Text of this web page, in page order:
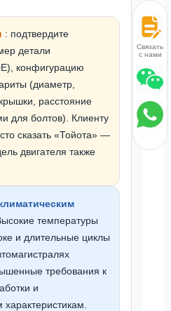
: подтвердите
детали
конфигурацию
(диаметр,
расстояние
для болтов). Клиенту
сказать «Тойота» —
двигателя также
температуры
и длительные циклы
требования к
и
Связаться
с нами